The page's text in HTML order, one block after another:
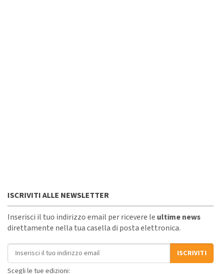
ISCRIVITI ALLE NEWSLETTER
Inserisci il tuo indirizzo email per ricevere le ultime news
direttamente nella tua casella di posta elettronica.
Indirizzo email
ISCRIVITI
Scegli le tue edizioni: